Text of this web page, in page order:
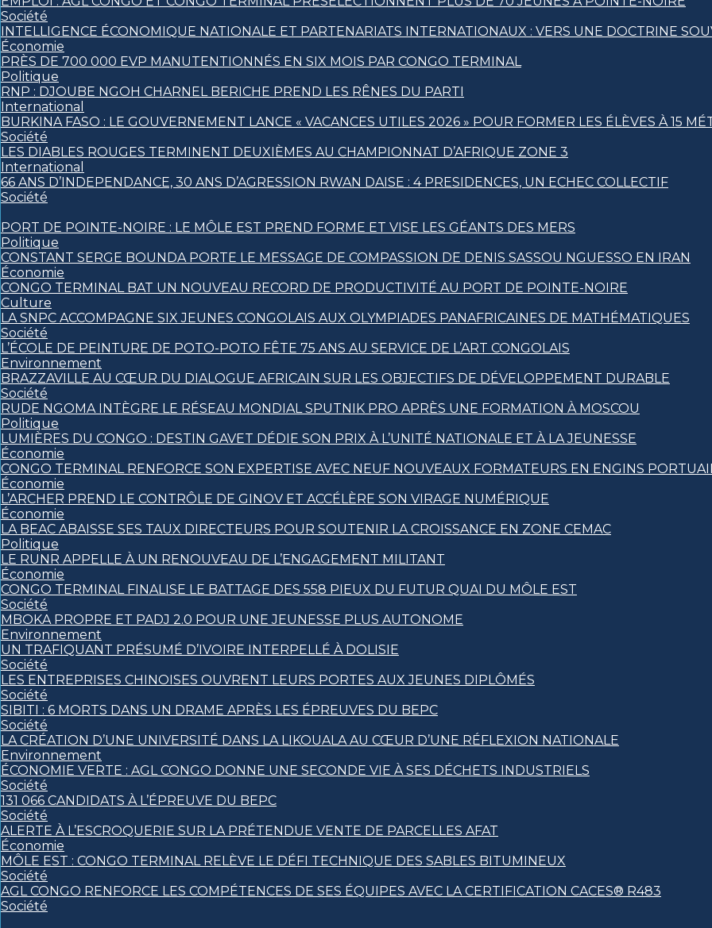
Société
INTELLIGENCE ÉCONOMIQUE NATIONALE ET PARTENARIATS INTERNATIONAUX : VERS UNE DOCTRINE
Économie
PRÈS DE 700 000 EVP MANUTENTIONNÉS EN SIX MOIS PAR CONGO TERMINAL
Politique
RNP : DJOUBE NGOH CHARNEL BERICHE PREND LES RÊNES DU PARTI
International
BURKINA FASO : LE GOUVERNEMENT LANCE « VACANCES UTILES 2026 » POUR FORMER LES ÉLÈVES À 15
Société
LES DIABLES ROUGES TERMINENT DEUXIÈMES AU CHAMPIONNAT D’AFRIQUE ZONE 3
International
66 ANS D’INDEPENDANCE, 30 ANS D’AGRESSION RWAN DAISE : 4 PRESIDENCES, UN ECHEC COLLECTIF
Société
PORT DE POINTE-NOIRE : LE MÔLE EST PREND FORME ET VISE LES GÉANTS DES MERS
Politique
CONSTANT SERGE BOUNDA PORTE LE MESSAGE DE COMPASSION DE DENIS SASSOU NGUESSO EN IRAN
Économie
CONGO TERMINAL BAT UN NOUVEAU RECORD DE PRODUCTIVITÉ AU PORT DE POINTE-NOIRE
Culture
LA SNPC ACCOMPAGNE SIX JEUNES CONGOLAIS AUX OLYMPIADES PANAFRICAINES DE MATHÉMATIQUES
Société
L’ÉCOLE DE PEINTURE DE POTO-POTO FÊTE 75 ANS AU SERVICE DE L’ART CONGOLAIS
Environnement
BRAZZAVILLE AU CŒUR DU DIALOGUE AFRICAIN SUR LES OBJECTIFS DE DÉVELOPPEMENT DURABLE
Société
RUDE NGOMA INTÈGRE LE RÉSEAU MONDIAL SPUTNIK PRO APRÈS UNE FORMATION À MOSCOU
Politique
LUMIÈRES DU CONGO : DESTIN GAVET DÉDIE SON PRIX À L’UNITÉ NATIONALE ET À LA JEUNESSE
Économie
CONGO TERMINAL RENFORCE SON EXPERTISE AVEC NEUF NOUVEAUX FORMATEURS EN ENGINS
Économie
L’ARCHER PREND LE CONTRÔLE DE GINOV ET ACCÉLÈRE SON VIRAGE NUMÉRIQUE
Économie
LA BEAC ABAISSE SES TAUX DIRECTEURS POUR SOUTENIR LA CROISSANCE EN ZONE CEMAC
Politique
LE RUNR APPELLE À UN RENOUVEAU DE L’ENGAGEMENT MILITANT
Économie
CONGO TERMINAL FINALISE LE BATTAGE DES 558 PIEUX DU FUTUR QUAI DU MÔLE EST
Société
MBOKA PROPRE ET PADJ 2.0 POUR UNE JEUNESSE PLUS AUTONOME
Environnement
UN TRAFIQUANT PRÉSUMÉ D’IVOIRE INTERPELLÉ À DOLISIE
Société
LES ENTREPRISES CHINOISES OUVRENT LEURS PORTES AUX JEUNES DIPLÔMÉS
Société
SIBITI : 6 MORTS DANS UN DRAME APRÈS LES ÉPREUVES DU BEPC
Société
LA CRÉATION D’UNE UNIVERSITÉ DANS LA LIKOUALA AU CŒUR D’UNE RÉFLEXION NATIONALE
Environnement
ÉCONOMIE VERTE : AGL CONGO DONNE UNE SECONDE VIE À SES DÉCHETS INDUSTRIELS
Société
131 066 CANDIDATS À L’ÉPREUVE DU BEPC
Société
ALERTE À L’ESCROQUERIE SUR LA PRÉTENDUE VENTE DE PARCELLES AFAT
Économie
MÔLE EST : CONGO TERMINAL RELÈVE LE DÉFI TECHNIQUE DES SABLES BITUMINEUX
Société
AGL CONGO RENFORCE LES COMPÉTENCES DE SES ÉQUIPES AVEC LA CERTIFICATION CACES® R483
Société